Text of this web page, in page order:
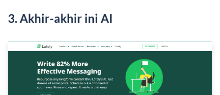
3. Akhir-akhir ini AI